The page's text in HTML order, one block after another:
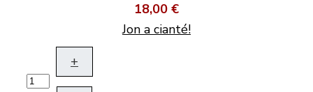
18,00 €
Jon a cianté!
+